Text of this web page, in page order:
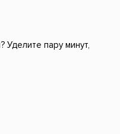
Уделите пару минут,